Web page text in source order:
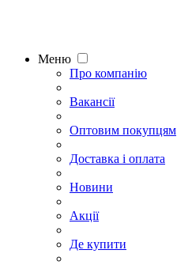
Меню
Про компанію
Вакансії
Оптовим покупцям
Доставка і оплата
Новини
Акції
Де купити